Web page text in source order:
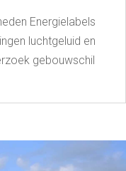
Energielabels
luchtgeluid en
gebouwschil